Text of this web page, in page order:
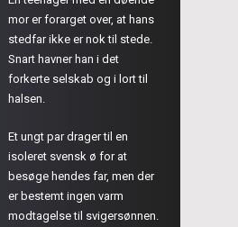
mor er forarget over, at hans
stedfar ikke er nok til stede.
Snart havner han i det
forkerte selskab og i lort til
halsen.
Et ungt par drager til en
isoleret svensk ø for at
besøge hendes far, men der
er bestemt ingen varm
modtagelse til svigersønnen.